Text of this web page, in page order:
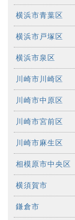
横浜市青葉区
横浜市戸塚区
横浜市泉区
川崎市川崎区
川崎市中原区
川崎市宮前区
川崎市麻生区
相模原市中央区
横須賀市
鎌倉市